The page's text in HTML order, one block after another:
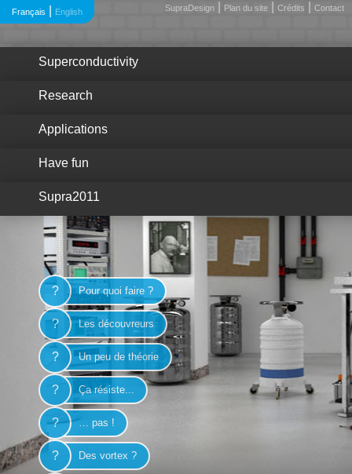
Français English SupraDesign Plan du site Crédits Contact
Superconductivity
Research
Applications
Have fun
Supra2011
? Pour quoi faire ?
? Les découvreurs
? Un peu de théorie
? Ça résiste...
? … pas !
? Des vortex ?